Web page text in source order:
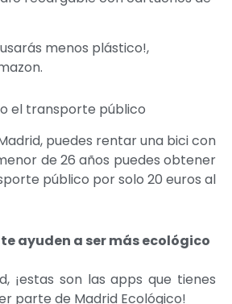
menos plástico!,
el transporte público
puedes rentar una bici con
de 26 años puedes obtener
público por solo 20 euros al
ayuden a ser más ecológico
¡estas son las apps que tienes
parte de Madrid Ecológico!